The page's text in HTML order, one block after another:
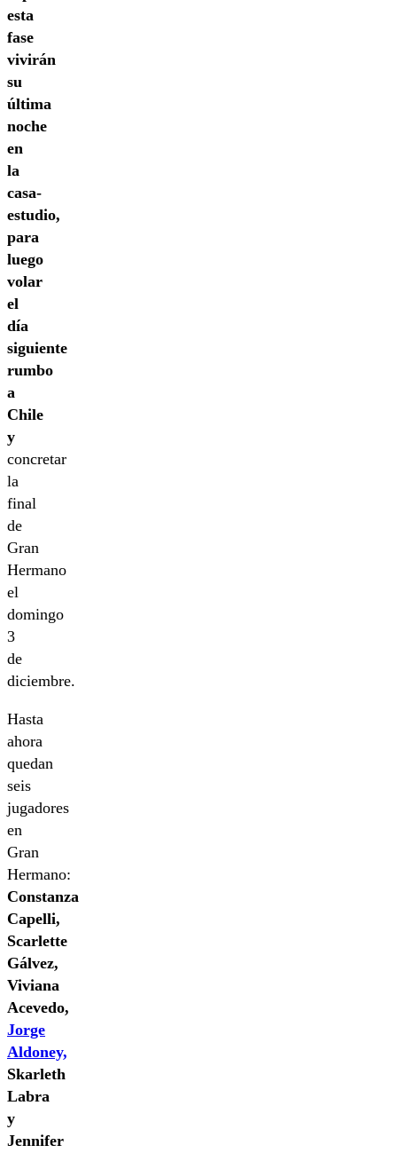
esta
fase
vivirán
su
última
noche
en
la
casa-
estudio,
para
luego
volar
el
día
siguiente
rumbo
a
Chile
y
concretar
la
final
de
Gran
Hermano
el
domingo
3
de
diciembre.
Hasta
ahora
quedan
seis
jugadores
en
Gran
Hermano:
Constanza
Capelli,
Scarlette
Gálvez,
Viviana
Acevedo,
Jorge
Aldoney,
Skarleth
Labra
y
Jennifer